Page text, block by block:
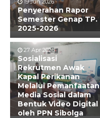
19 Jun 2026
Penyerahan Rapor
Semester Genap TP.
2025-2026
27 Apr 2026
Sosialisasi
Rekrutmen Awak
Kapal Perikanan
Melalui Pemanfaatan
Media Sosial dalam
Bentuk Video Digital
oleh PPN Sibolga